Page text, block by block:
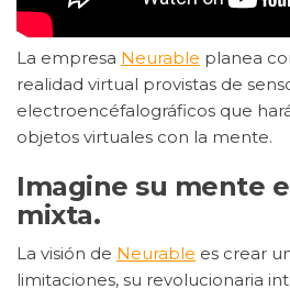
La empresa Neurable planea
realidad virtual provistas de
electroencéfalográficos que
objetos virtuales con la mente.
Imagine su mente
mixta.
La visión de Neurable es crear
limitaciones, su revolucionaria